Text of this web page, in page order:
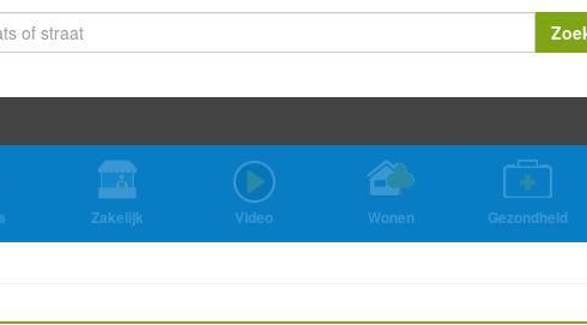
Zakelijk Video Wonen Gezondheid